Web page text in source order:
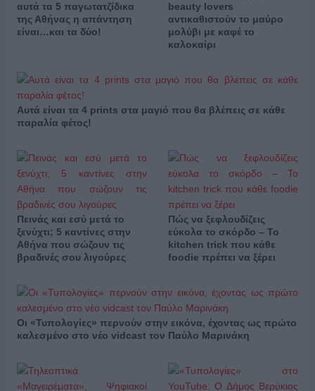
αυτά τα 5 παγωτατζίδικα
της Αθήνας η απάντηση
είναι…και τα δύο!
beauty lovers
αντικαθιστούν το μαύρο
μολύβι με καφέ το
καλοκαίρι
Αυτά είναι τα 4 prints στα μαγιό που θα βλέπεις σε κάθε
παραλία φέτος!
Πεινάς και εσύ μετά το
ξενύχτι; 5 καντίνες στην
Αθήνα που σώζουν τις
βραδινές σου λιγούρες
Πώς να ξεφλουδίζεις
εύκολα το σκόρδο – Το
kitchen trick που κάθε
foodie πρέπει να ξέρει
Οι «Τυπολογίες» περνούν στην εικόνα, έχοντας ως πρώτο
καλεσμένο στο νέο vidcast τον Παύλο Μαρινάκη